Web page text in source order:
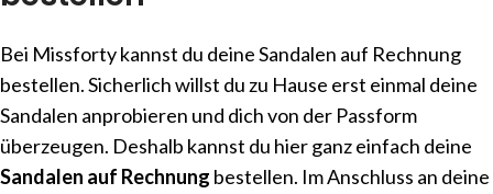
Bei Missforty kannst du deine Sandalen auf Rechnung
bestellen. Sicherlich willst du zu Hause erst einmal deine
Sandalen anprobieren und dich von der Passform
überzeugen. Deshalb kannst du hier ganz einfach deine
Sandalen auf Rechnung bestellen. Im Anschluss an deine